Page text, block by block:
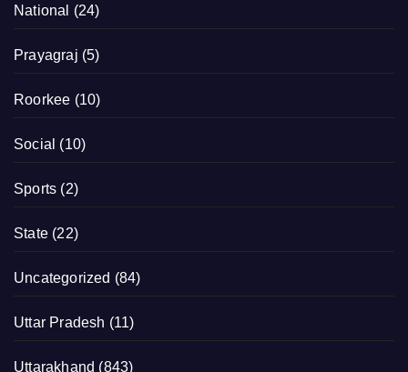
National (24)
Prayagraj (5)
Roorkee (10)
Social (10)
Sports (2)
State (22)
Uncategorized (84)
Uttar Pradesh (11)
Uttarakhand (843)